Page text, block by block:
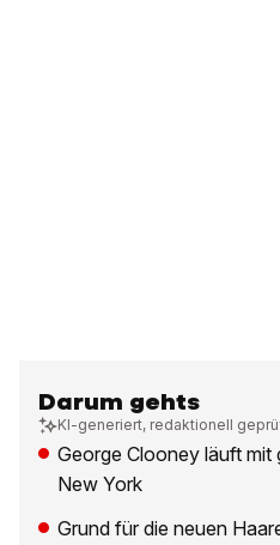
Darum gehts
KI-generiert, redaktionell
George Clooney läuft
New York
Grund für die neuen